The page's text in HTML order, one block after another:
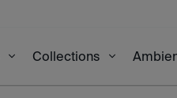
Collections